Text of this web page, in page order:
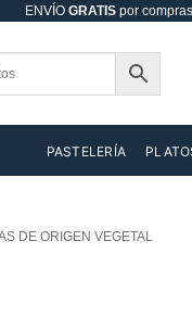
ENVÍO GRATISpor
PASTELERÍA
DE ORIGEN VEGETAL